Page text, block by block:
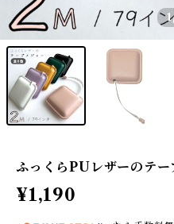
1
ふっくらPUレザーのテー
¥1,190